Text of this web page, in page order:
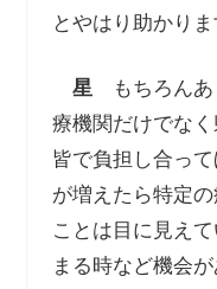
とやはり助かりま
星
もちろん
療機関だけでなく
皆で負担し合っ
が増えたら特定
ことは目に見え
まる時など機会